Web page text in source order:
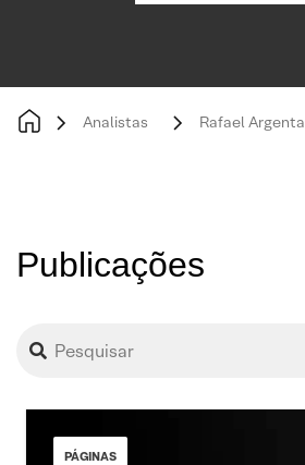
Analistas Rafael Argenta
Publicações
PÁGINAS